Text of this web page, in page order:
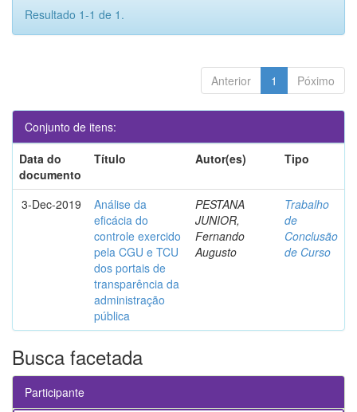
Resultado 1-1 de 1.
Anterior 1 Póximo
Conjunto de itens:
Data do
documento
Título Autor(es) Tipo
3-Dec-2019
Análise da
eficácia do
controle exercido
pela CGU e TCU
dos portais de
transparência da
administração
pública
PESTANA
JUNIOR,
Fernando
Augusto
Trabalho
de
Conclusão
de Curso
Busca facetada
Participante